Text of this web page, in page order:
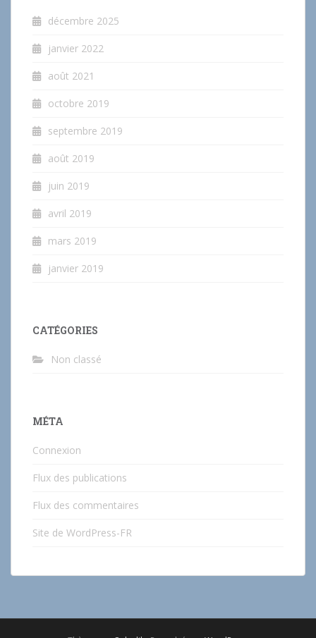
décembre 2025
janvier 2022
août 2021
octobre 2019
septembre 2019
août 2019
juin 2019
avril 2019
mars 2019
janvier 2019
CATÉGORIES
Non classé
MÉTA
Connexion
Flux des publications
Flux des commentaires
Site de WordPress-FR